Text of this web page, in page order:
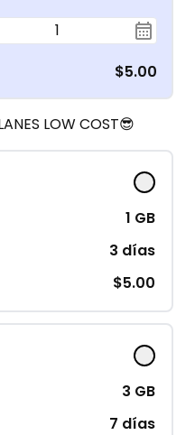
1
$5.00
LOW COST😎
1 GB
3 días
$5.00
3 GB
7 días